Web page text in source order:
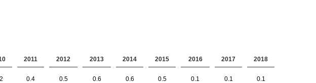
2011 2012 2013 2014 2015 2016 2017 2018
0.4 0.5 0.6 0.6 0.5 0.1 0.1 0.1